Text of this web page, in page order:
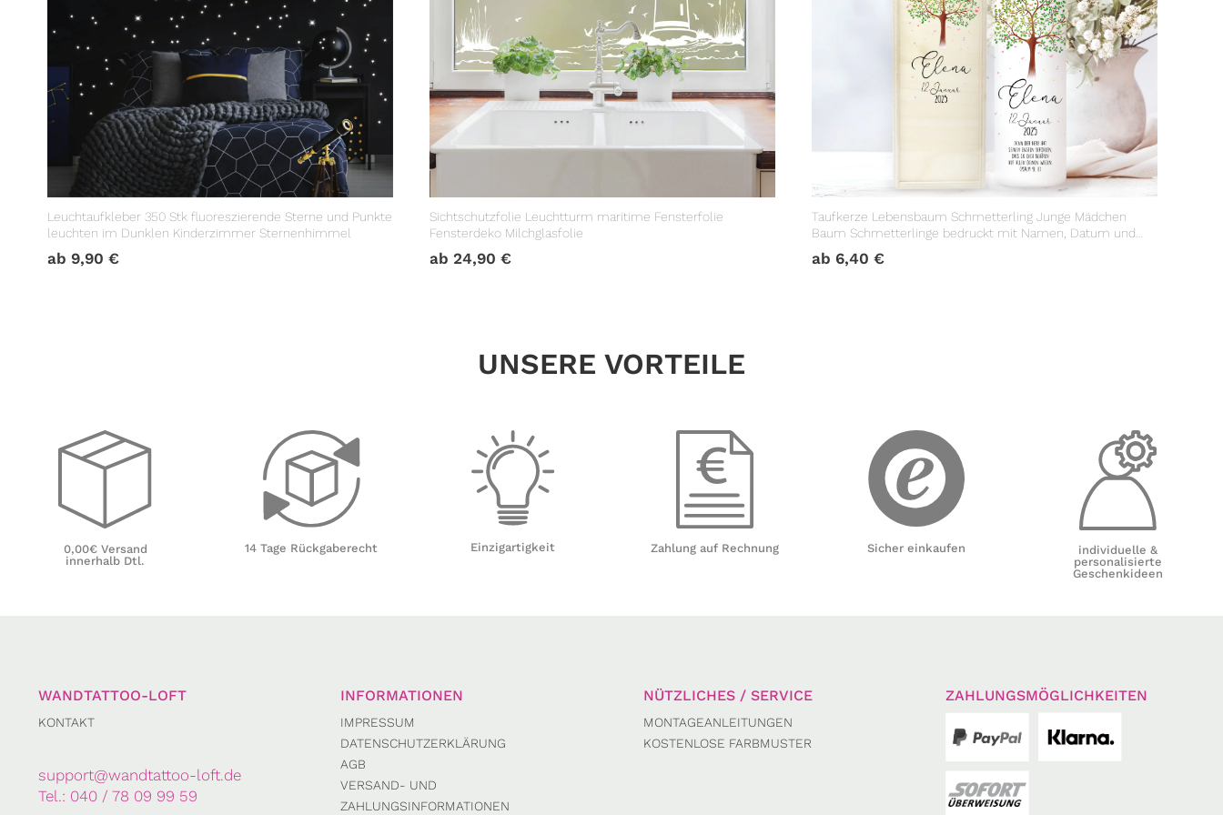
Leuchtaufkleber 350 Stk fluoreszierende Sterne und Punkte
leuchten im Dunklen Kinderzimmer Sternenhimmel
ab 9,90 €
Sichtschutzfolie Leuchtturm maritime Fensterfolie
Fensterdeko Milchglasfolie
ab 24,90 €
Taufkerze Lebensbaum Schmetterling Junge Mädchen
Baum Schmetterlinge bedruckt mit Namen, Datum und
Taufspruch
ab 6,40 €
UNSERE VORTEILE
0,00€ Versand
innerhalb Dtl.
14 Tage Rückgaberecht Einzigartigkeit Zahlung auf Rechnung Sicher einkaufen
individuelle &
personalisierte
Geschenkideen
WANDTATTOO-LOFT
KONTAKT
support@wandtattoo-loft.de
Tel.: 040 / 78 09 99 59
INFORMATIONEN
IMPRESSUM
DATENSCHUTZERKLÄRUNG
AGB
VERSAND- UND
ZAHLUNGSINFORMATIONEN
NÜTZLICHES / SERVICE
MONTAGEANLEITUNGEN
KOSTENLOSE FARBMUSTER
ZAHLUNGSMÖGLICHKEITEN